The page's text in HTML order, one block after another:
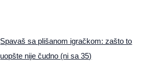
Spavaš sa plišanom igračkom: zašto to
uopšte nije čudno (ni sa 35)